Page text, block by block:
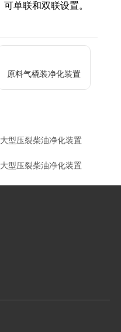
单联和双联设置。
原料气橇装净化装置
型压裂柴油净化装置
型压裂柴油净化装置